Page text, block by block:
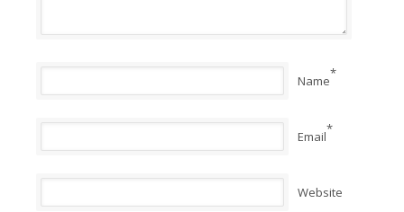
Name*
Email*
Website